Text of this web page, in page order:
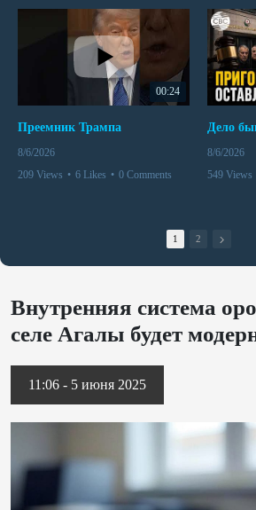
00:24
Преемник Трампа
8/6/2026
209 Views • 6 Likes • 0 Comments
8/6/2026
549 Views
1 2
Внутренняя система
селе Агалы будет
11:06 - 5 июня 2025